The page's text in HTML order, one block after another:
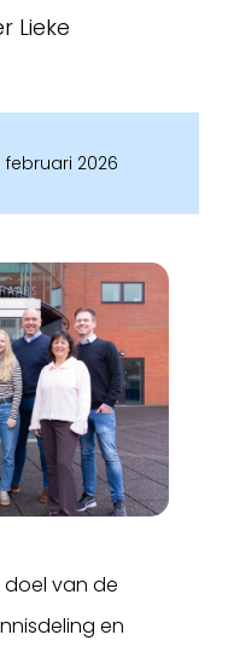
Lieke
februari 2026
doel van de
en